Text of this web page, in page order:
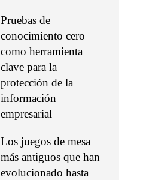
Pruebas de
conocimiento cero
como herramienta
clave para la
protección de la
información
empresarial
Los juegos de mesa
más antiguos que han
evolucionado hasta